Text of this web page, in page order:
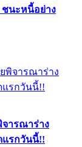
ชนะหนี้อย่าง
จารณาร่าง
แรกวันนี้!!